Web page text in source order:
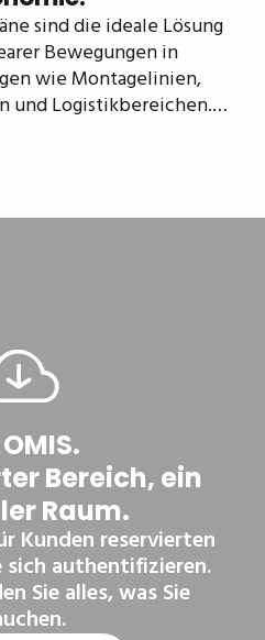
sind die ideale Lösung
Bewegungen in
wie Montagelinien,
und Logistikbereichen.…
Bereich, ein
Raum.
Kunden reservierten
sich authentifizieren.
Sie alles, was Sie